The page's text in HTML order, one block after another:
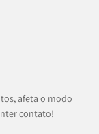
afeta o modo
contato!